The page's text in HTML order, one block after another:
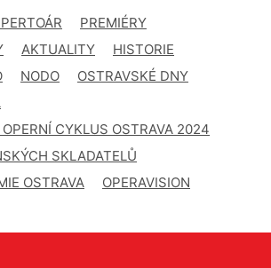
PREMIÉRY
AKTUALITY
HISTORIE
NODO
OSTRAVSKÉ DNY
CYKLUS OSTRAVA 2024
SKLADATELŮ
OSTRAVA
OPERAVISION